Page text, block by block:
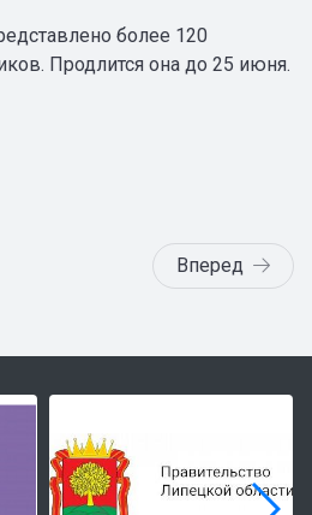
более 120
Продлится она до 25 июня.
Вперед